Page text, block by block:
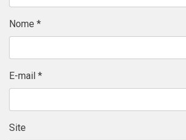
Nome *
E-mail *
Site